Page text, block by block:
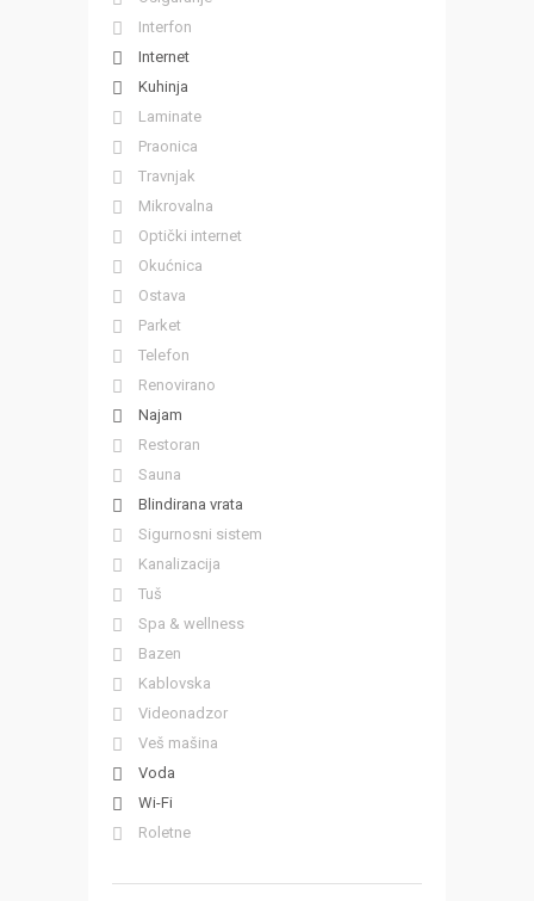
Interfon
Internet
Kuhinja
Laminate
Praonica
Travnjak
Mikrovalna
Optički internet
Okućnica
Ostava
Parket
Telefon
Renovirano
Najam
Restoran
Sauna
Blindirana vrata
Sigurnosni sistem
Kanalizacija
Tuš
Spa & wellness
Bazen
Kablovska
Videonadzor
Veš mašina
Voda
Wi-Fi
Roletne